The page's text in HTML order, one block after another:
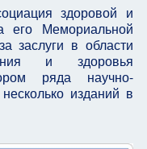
здоровой и
его Мемориальной
заслуги в области
и здоровья
ряда научно-
изданий в